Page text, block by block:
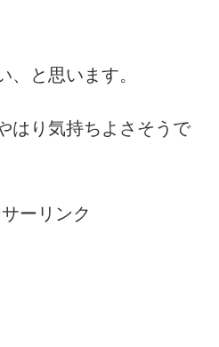
、と思います。
はり気持ちよさそうで
ーリンク